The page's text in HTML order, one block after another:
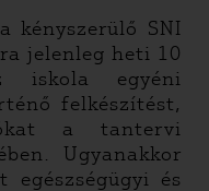
kényszerülő SNI
jelenleg heti 10
iskola egyéni
felkészítést,
a tantervi
Ugyanakkor
egészségügyi és